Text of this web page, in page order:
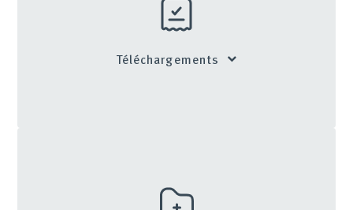
Téléchargements